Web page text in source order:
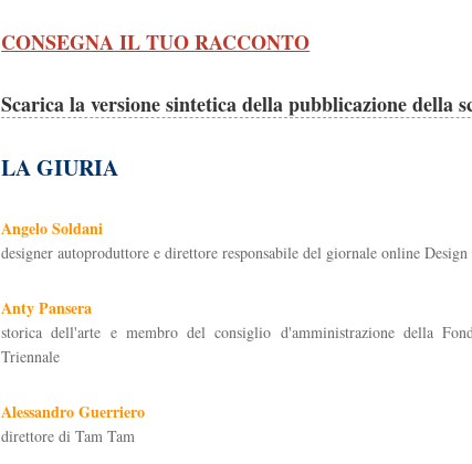
CONSEGNA IL TUO RACCONTO
Scarica la versione sintetica della pubblicazione della
LA GIURIA
Angelo Soldani
designer autoproduttore e direttore responsabile del giornale online
Anty Pansera
storica dell'arte e membro del consiglio d'amministrazione della
Triennale
Alessandro Guerriero
direttore di Tam Tam